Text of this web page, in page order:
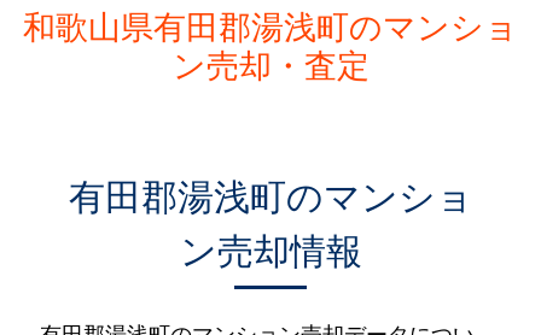
和歌山県有田郡湯浅町のマンショ
ン売却・査定
有田郡湯浅町のマンショ
ン売却情報